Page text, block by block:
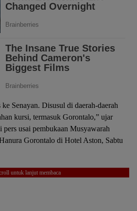
Senayan. Disusul di daerah-daerah
kursi, termasuk Gorontalo,” ujar
usai pembukaan Musyawarah
Gorontalo di Hotel Aston, Sabtu
untuk lanjut membaca